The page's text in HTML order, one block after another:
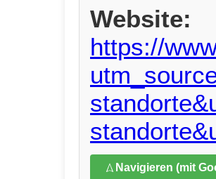
Website:
https://
Navigieren (mit